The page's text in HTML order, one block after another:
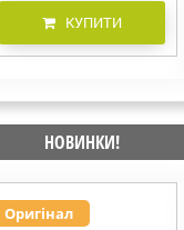
КУПИТИ
НОВИНКИ!
Оригінал